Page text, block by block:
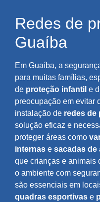
Redes de
Guaíba
Em Guaíba, a
para muitas famílias,
de proteção infantil e
preocupação em evitar
instalação de redes de
solução eficaz e
proteger áreas como
internas e sacadas de
que crianças e animais
o ambiente com
são essenciais em
quadras esportivas e